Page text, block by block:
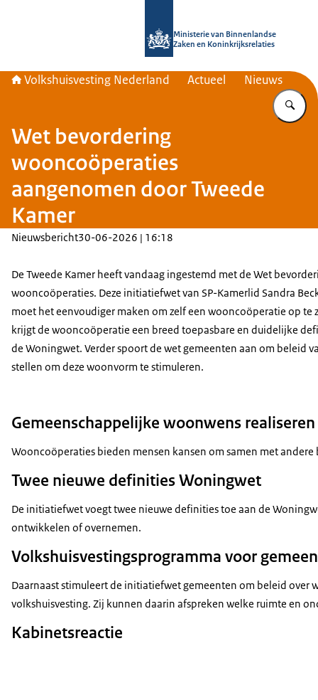
Ministerie van Binnenlandse
Zaken en Koninkrijksrelaties
Volkshuisvesting Nederland Actueel Nieuws
Wet bevordering
wooncoöperaties
aangenomen door Tweede
Kamer
Nieuwsbericht30-06-2026 | 16:18
De Tweede Kamer heeft vandaag ingestemd met de Wet
wooncoöperaties. Deze initiatiefwet van SP-Kamerlid Sandra
moet het eenvoudiger maken om zelf een wooncoöperatie op te
krijgt de wooncoöperatie een breed toepasbare en duidelijke
de Woningwet. Verder spoort de wet gemeenten aan om beleid
stellen om deze woonvorm te stimuleren.
Gemeenschappelijke woonwens realiseren
Wooncoöperaties bieden mensen kansen om samen met
Twee nieuwe definities Woningwet
De initiatiefwet voegt twee nieuwe definities toe aan de
ontwikkelen of overnemen.
Volkshuisvestingsprogramma voor
Daarnaast stimuleert de initiatiefwet gemeenten om beleid over
volkshuisvesting. Zij kunnen daarin afspreken welke ruimte en
Kabinetsreactie